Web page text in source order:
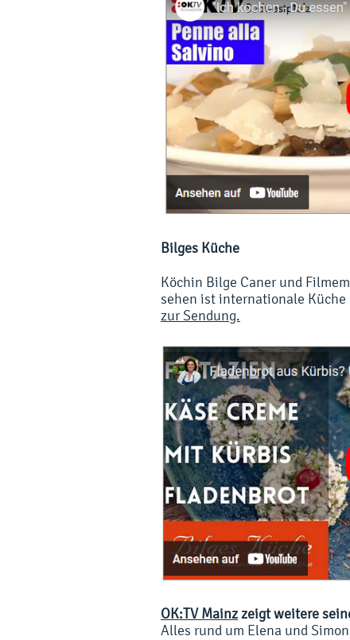
Bilges Küche
Köchin Bilge Caner und
sehen ist internationale
zur Sendung.
OK:TV Mainzzeigt weitere
Alles rund um Elena und